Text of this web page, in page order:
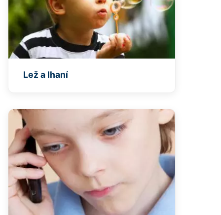
Lež a lhaní